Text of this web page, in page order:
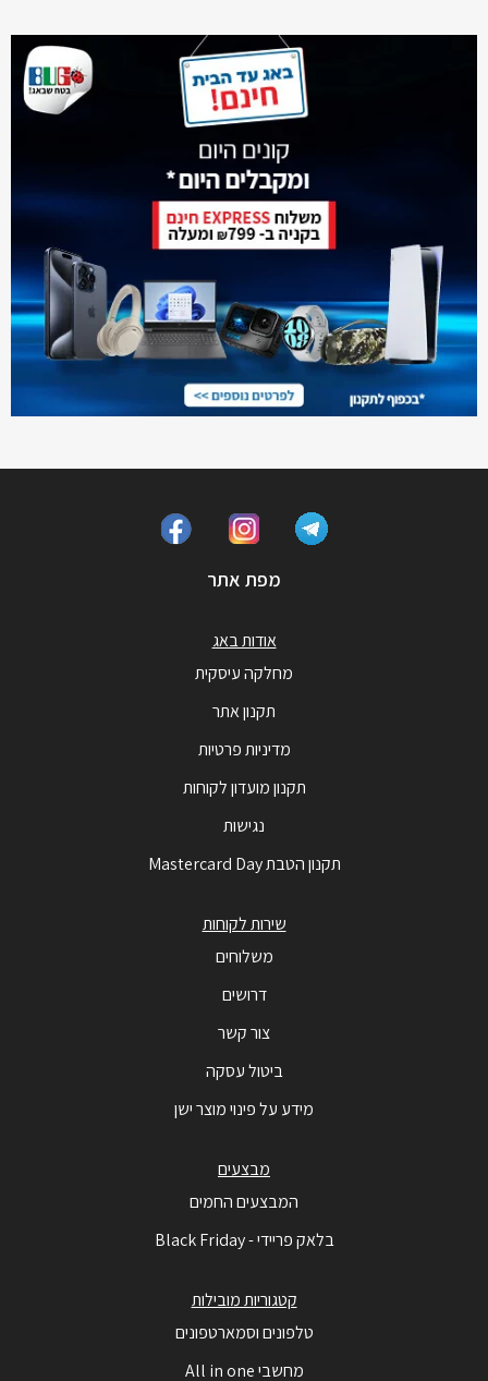
מפת אתר
אודות באג
מחלקה עיסקית
תקנון אתר
מדיניות פרטיות
תקנון מועדון לקוחות
נגישות
תקנון הטבת Mastercard Day
שירות לקוחות
משלוחים
דרושים
צור קשר
ביטול עסקה
מידע על פינוי מוצר ישן
מבצעים
המבצעים החמים
בלאק פריידי - Black Friday
קטגוריות מובילות
טלפונים וסמארטפונים
מחשבי All in one